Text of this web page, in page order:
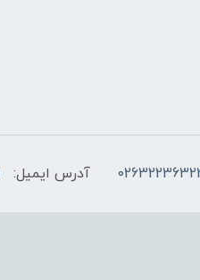
آدرس ایمیل: